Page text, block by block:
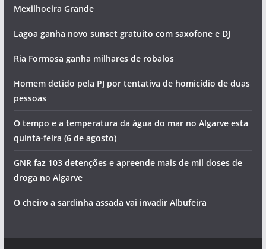
Mexilhoeira Grande
Lagoa ganha novo sunset gratuito com saxofone e DJ
Ria Formosa ganha milhares de robalos
Homem detido pela PJ por tentativa de homicídio de duas
pessoas
O tempo e a temperatura da água do mar no Algarve esta
quinta-feira (6 de agosto)
GNR faz 103 detenções e apreende mais de mil doses de
droga no Algarve
O cheiro a sardinha assada vai invadir Albufeira